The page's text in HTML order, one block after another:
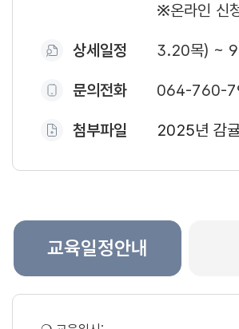
※온라인 신
상세일정 3.20목) ~
문의전화 064-760-
첨부파일 2025년 감
교육일정안내